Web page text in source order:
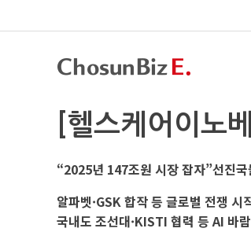
[헬스케어이노
“2025년 147조원 시장 잡자”선진
알파벳·GSK 합작 등 글로벌 전쟁 시
국내도 조선대·KISTI 협력 등 AI 바람